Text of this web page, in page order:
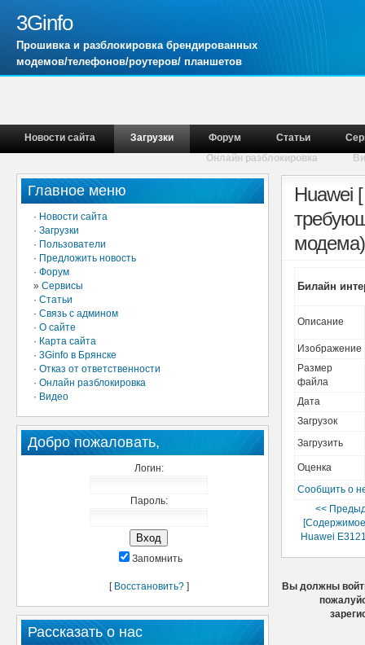
3Ginfo
Прошивка и разблокировка брендированных
модемов/телефонов/роутеров/ планшетов
Новости сайта Загрузки Форум Статьи
Онлайн разблокировка
Главное меню
· Новости сайта
· Загрузки
· Пользователи
· Предложить новость
· Форум
» Сервисы
· Статьи
· Связь с админом
· О сайте
· Карта сайта
· 3Ginfo в Брянске
· Отказ от ответственности
· Онлайн разблокировка
· Видео
Добро пожаловать,
Логин:
Пароль:
Запомнить
[ Восстановить?]
Рассказать о нас
Huawei
Билайн
Описание
Изображение
Размер
файла
Дата
Загрузок
Загрузить
Оценка
Сообщить о
<<
Huawei
Вы должны